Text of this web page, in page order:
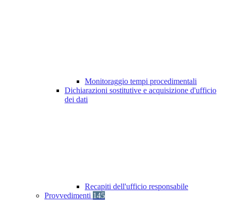
Monitoraggio tempi procedimentali
Dichiarazioni sostitutive e acquisizione d'ufficio
dei dati
Recapiti dell'ufficio responsabile
Provvedimenti 145